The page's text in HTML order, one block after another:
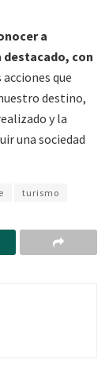
a
destacado, con
que
destino,
y la
una sociedad
turismo